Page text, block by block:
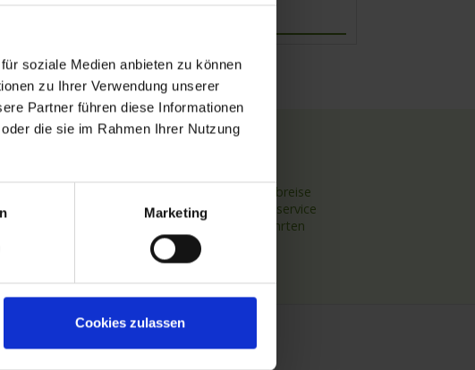
soziale Medien anbieten zu können
zu Ihrer Verwendung unserer
Partner führen diese Informationen
die sie im Rahmen Ihrer Nutzung
Marketing
Cookies zulassen
Flussreisen mit An- und Abreise
Deutschsprachiger Gästeservice
Last Minute Flusskreuzfahrten
Flussreisen mit Rad
Kreuzfahrthäfen